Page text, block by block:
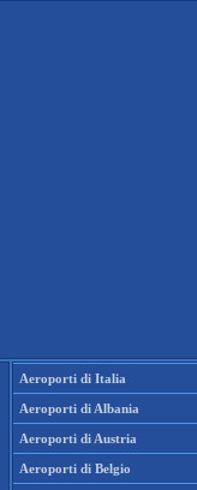
Aeroporti di Italia
Aeroporti di Albania
Aeroporti di Austria
Aeroporti di Belgio